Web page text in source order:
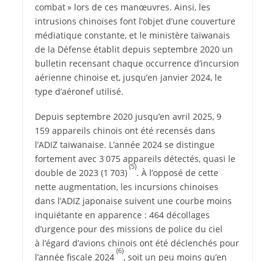
combat » lors de ces manœuvres. Ainsi, les
intrusions chinoises font l’objet d’une couverture
médiatique constante, et le ministère taïwanais
de la Défense établit depuis septembre 2020 un
bulletin recensant chaque occurrence d’incursion
aérienne chinoise et, jusqu’en janvier 2024, le
type d’aéronef utilisé.
Depuis septembre 2020 jusqu’en avril 2025, 9
159 appareils chinois ont été recensés dans
l’ADIZ taïwanaise. L’année 2024 se distingue
fortement avec 3 075 appareils détectés, quasi le
double de 2023 (1 703)
(5)
. À l’opposé de cette
nette augmentation, les incursions chinoises
dans l’ADIZ japonaise suivent une courbe moins
inquiétante en apparence : 464 décollages
d’urgence pour des missions de police du ciel
à l’égard d’avions chinois ont été déclenchés pour
l’année fiscale 2024
(6)
, soit un peu moins qu’en